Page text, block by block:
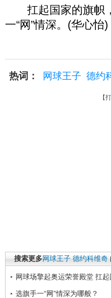
扛起国家的旗帜，
一“网”情深。(华心怡)
热词： 网球王子 德约
【
搜索更多网球王子 德约科维奇
网球场擎起奥运荣誉殿堂 扛
选旗手一“网”情深为哪般？